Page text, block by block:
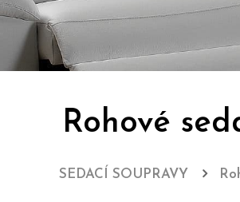
Rohové
SEDACÍ SOUPRAVY